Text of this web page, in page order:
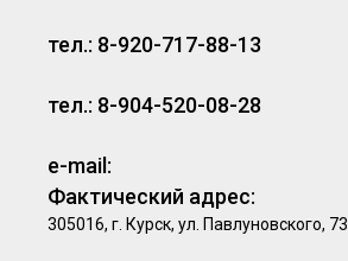
тел.: 8-920-717-88-13
тел.: 8-904-520-08-28
e-mail:
Фактический адрес:
305016, г. Курск, ул. Павлуновского, 73